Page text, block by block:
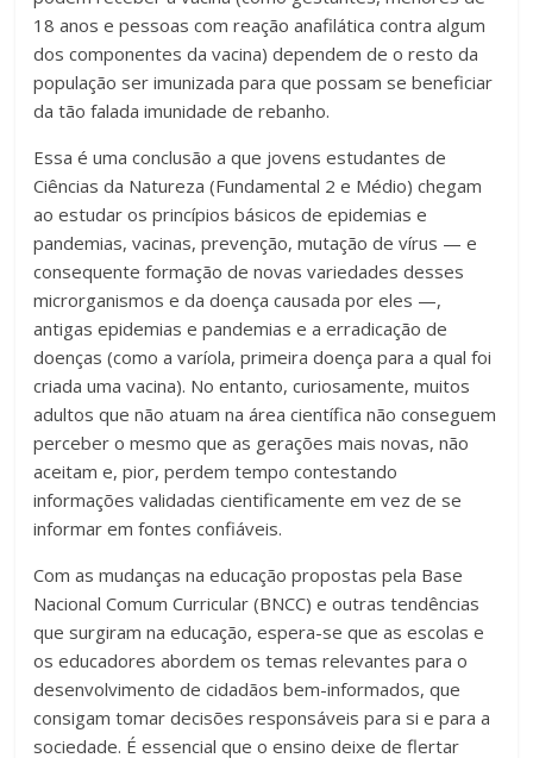
18 anos e pessoas com reação anafilática contra algum
dos componentes da vacina) dependem de o resto da
população ser imunizada para que possam se beneficiar
da tão falada imunidade de rebanho.
Essa é uma conclusão a que jovens estudantes de
Ciências da Natureza (Fundamental 2 e Médio) chegam
ao estudar os princípios básicos de epidemias e
pandemias, vacinas, prevenção, mutação de vírus — e
consequente formação de novas variedades desses
microrganismos e da doença causada por eles —,
antigas epidemias e pandemias e a erradicação de
doenças (como a varíola, primeira doença para a qual foi
criada uma vacina). No entanto, curiosamente, muitos
adultos que não atuam na área científica não conseguem
perceber o mesmo que as gerações mais novas, não
aceitam e, pior, perdem tempo contestando
informações validadas cientificamente em vez de se
informar em fontes confiáveis.
Com as mudanças na educação propostas pela Base
Nacional Comum Curricular (BNCC) e outras tendências
que surgiram na educação, espera-se que as escolas e
os educadores abordem os temas relevantes para o
desenvolvimento de cidadãos bem-informados, que
consigam tomar decisões responsáveis para si e para a
sociedade. É essencial que o ensino deixe de flertar